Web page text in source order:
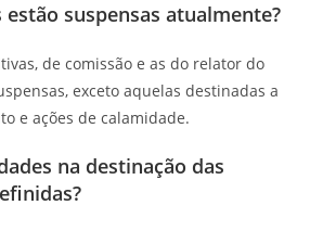
estão suspensas atualmente?
de comissão e as do relator do
exceto aquelas destinadas a
e ações de calamidade.
na destinação das